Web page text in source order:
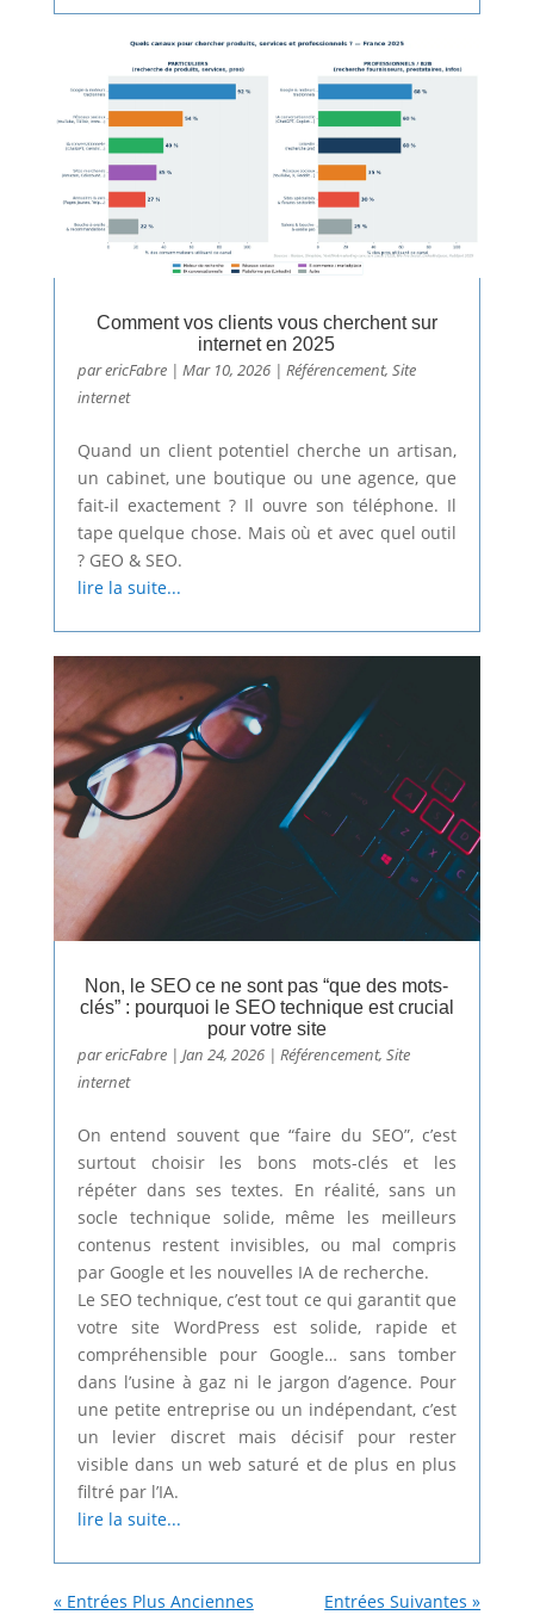
Comment vos clients vous cherchent sur
internet en 2025
parericFabre| Mar 10, 2026| Référencement, Site
internet
Quand un client potentiel cherche un artisan,
un cabinet, une boutique ou une agence, que
fait-il exactement ? Il ouvre son téléphone. Il
tape quelque chose. Mais où et avec quel outil
? GEO & SEO.
lire la suite...
Non, le SEO ce ne sont pas “que des mots-
clés” : pourquoi le SEO technique est crucial
pour votre site
parericFabre| Jan 24, 2026| Référencement, Site
internet
On entend souvent que “faire du SEO”, c’est
surtout choisir les bons mots-clés et les
répéter dans ses textes. En réalité, sans un
socle technique solide, même les meilleurs
contenus restent invisibles, ou mal compris
par Google et les nouvelles IA de recherche.
Le SEO technique, c’est tout ce qui garantit que
votre site WordPress est solide, rapide et
compréhensible pour Google… sans tomber
dans l’usine à gaz ni le jargon d’agence. Pour
une petite entreprise ou un indépendant, c’est
un levier discret mais décisif pour rester
visible dans un web saturé et de plus en plus
filtré par l’IA.
lire la suite...
« Entrées Plus Anciennes Entrées Suivantes »